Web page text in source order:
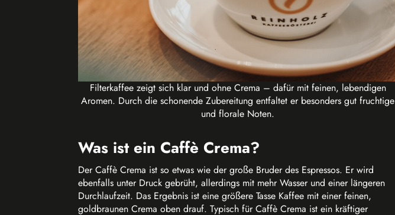
Filterkaffee zeigt sich klar und ohne Crema – dafür mit feinen, lebendigen
Aromen. Durch die schonende Zubereitung entfaltet er besonders gut fruchtige
und florale Noten.
Was ist ein Caffè Crema?
Der Caffè Crema ist so etwas wie der große Bruder des Espressos. Er wird
ebenfalls unter Druck gebrüht, allerdings mit mehr Wasser und einer längeren
Durchlaufzeit. Das Ergebnis ist eine größere Tasse Kaffee mit einer feinen,
goldbraunen Crema oben drauf. Typisch für Caffè Crema ist ein kräftiger